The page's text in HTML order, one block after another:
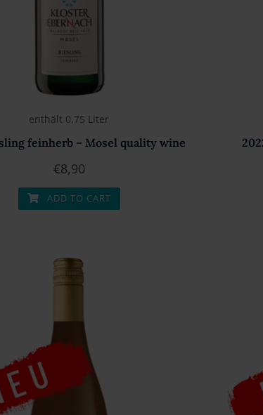
enthält 0,75 Liter
feinherb – Mosel quality wine
€8,90
ADD TO CART